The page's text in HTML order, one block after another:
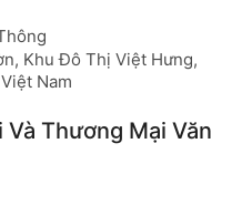
Khu Đô Thị Việt Hưng,
Nam
Và Thương Mại Văn